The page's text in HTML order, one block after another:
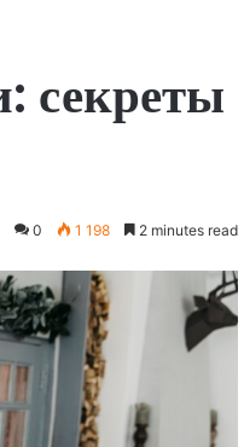
секреты
0 1 198 2 minutes read